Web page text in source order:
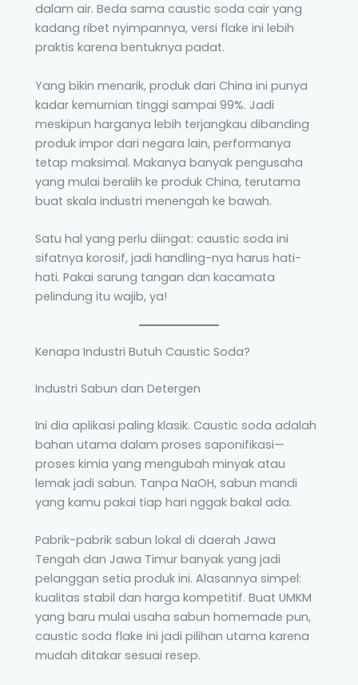
dalam air. Beda sama caustic soda cair yang
kadang ribet nyimpannya, versi flake ini lebih
praktis karena bentuknya padat.
Yang bikin menarik, produk dari China ini punya
kadar kemurnian tinggi sampai 99%. Jadi
meskipun harganya lebih terjangkau dibanding
produk impor dari negara lain, performanya
tetap maksimal. Makanya banyak pengusaha
yang mulai beralih ke produk China, terutama
buat skala industri menengah ke bawah.
Satu hal yang perlu diingat: caustic soda ini
sifatnya korosif, jadi handling-nya harus hati-
hati. Pakai sarung tangan dan kacamata
pelindung itu wajib, ya!
Kenapa Industri Butuh Caustic Soda?
Industri Sabun dan Detergen
Ini dia aplikasi paling klasik. Caustic soda adalah
bahan utama dalam proses saponifikasi—
proses kimia yang mengubah minyak atau
lemak jadi sabun. Tanpa NaOH, sabun mandi
yang kamu pakai tiap hari nggak bakal ada.
Pabrik-pabrik sabun lokal di daerah Jawa
Tengah dan Jawa Timur banyak yang jadi
pelanggan setia produk ini. Alasannya simpel:
kualitas stabil dan harga kompetitif. Buat UMKM
yang baru mulai usaha sabun homemade pun,
caustic soda flake ini jadi pilihan utama karena
mudah ditakar sesuai resep.